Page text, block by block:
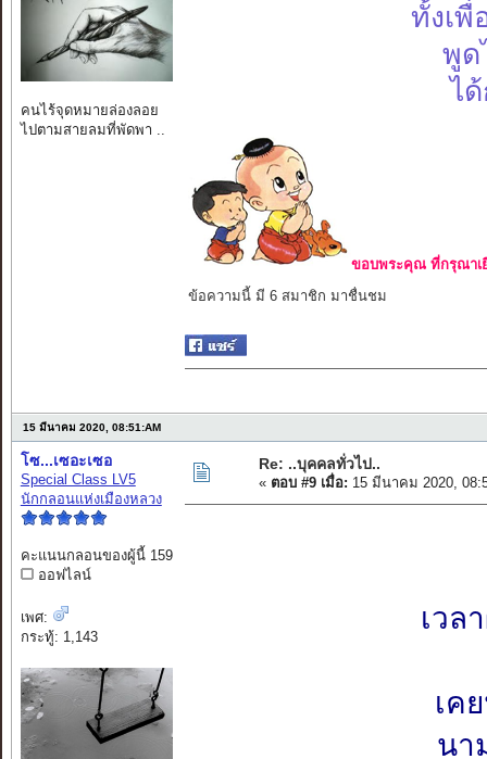
คนไร้จุดหมายล่องลอย
ไปตามสายลมที่พัดพา ..
ทั้งเพื่
พูด
ไ
ขอบพระคุณ ที่กรุณาเ
ข้อความนี้ มี 6 สมาชิก มาชื่นชม
15 มีนาคม 2020, 08:51:AM
โซ...เซอะเซอ
Special Class LV5
นักกลอนแห่งเมืองหลวง
คะแนนกลอนของผู้นี้ 159
ออฟไลน์
เพศ:
กระทู้: 1,143
Re: ..บุคคลทั่วไป..
« ตอบ #9 เมื่อ: 15 มีนาคม 2020,
เวล
เค
นา